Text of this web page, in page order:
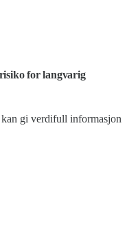
for langvarig
gi verdifull informasjon